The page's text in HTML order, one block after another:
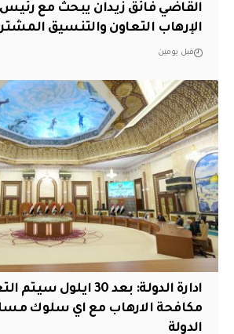
القاضي فائق زيدان يبحث مع
الإرهاب التعاون والتنسيق
قبل يومين
ادارة الدولة: بعد 30
مكافحة الارهاب مع اي سلوك
الدولة